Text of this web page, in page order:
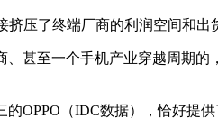
压了终端厂商的利润空间和出
甚至一个手机产业穿越周期
OPPO（IDC数据），恰好提供